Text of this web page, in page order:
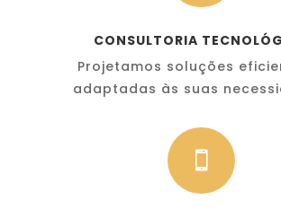
CONSULTORIA
Projetamos soluções
adaptadas às suas
